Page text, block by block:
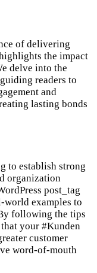
of delivering
the impact
delve into the
readers to
and
lasting bonds
to establish strong
organization
post_tag
world examples to
following the tips
your #Kunden
customer
word-of-mouth